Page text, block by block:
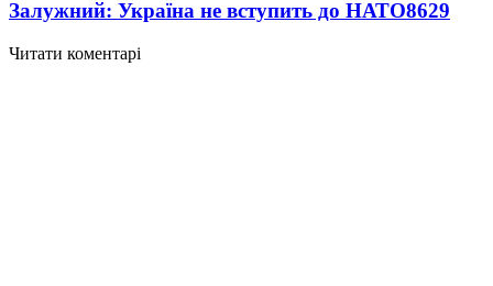
Залужний: Україна не вступить до НАТО8629
Читати коментарі